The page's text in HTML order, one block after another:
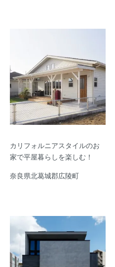
カリフォルニアスタイルのお
家で平屋暮らしを楽しむ！
奈良県北葛城郡広陵町